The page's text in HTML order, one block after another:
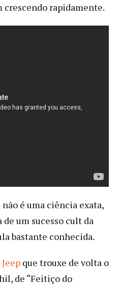
crescendo rapidamente.
é uma ciência exata,
um sucesso cult da
bastante conhecida.
que trouxe de volta o
de “Feitiço do